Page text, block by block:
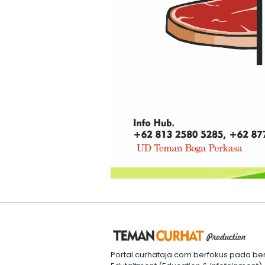
Portal curhataja.com berfokus pada